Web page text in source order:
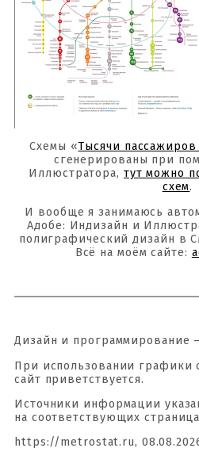
Схемы «Тысячи
сгенерированы при
Иллюстратора, тут можно
схем.
И вообще я занимаюсь
Адобе: Индизайн и
полиграфический дизайн в
Всё на моём сайте:
Дизайн и программирование
При использовании графики
сайт приветствуется.
Источники информации
на соответствующих
https://metrostat.ru,